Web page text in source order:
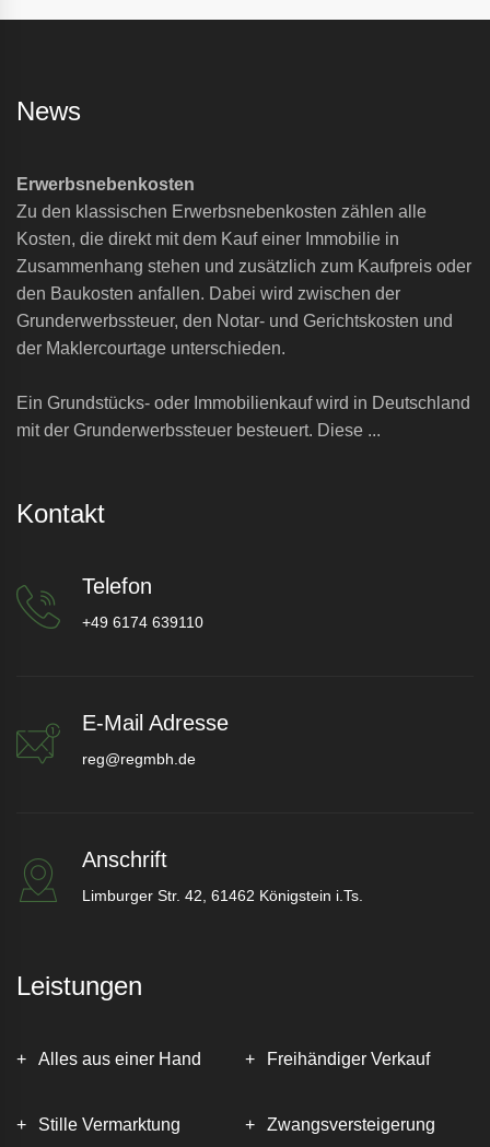
News
Erwerbsnebenkosten
Zu den klassischen Erwerbsnebenkosten zählen alle
Kosten, die direkt mit dem Kauf einer Immobilie in
Zusammenhang stehen und zusätzlich zum Kaufpreis oder
den Baukosten anfallen. Dabei wird zwischen der
Grunderwerbssteuer, den Notar- und Gerichtskosten und
der Maklercourtage unterschieden.
Ein Grundstücks- oder Immobilienkauf wird in Deutschland
mit der Grunderwerbssteuer besteuert. Diese ...
Leistungen
Alles aus einer Hand Freihändiger Verkauf
Stille Vermarktung Zwangsversteigerung
Kontakt
Telefon
+49 6174 639110
E-Mail Adresse
reg@regmbh.de
Anschrift
Limburger Str. 42, 61462 Königstein i.Ts.